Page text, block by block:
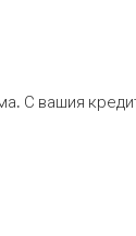
С вашия